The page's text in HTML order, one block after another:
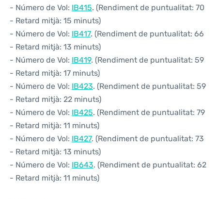
- Número de Vol: IB415. (Rendiment de puntualitat: 70
- Retard mitjà: 15 minuts)
- Número de Vol: IB417. (Rendiment de puntualitat: 66
- Retard mitjà: 13 minuts)
- Número de Vol: IB419. (Rendiment de puntualitat: 59
- Retard mitjà: 17 minuts)
- Número de Vol: IB423. (Rendiment de puntualitat: 59
- Retard mitjà: 22 minuts)
- Número de Vol: IB425. (Rendiment de puntualitat: 79
- Retard mitjà: 11 minuts)
- Número de Vol: IB427. (Rendiment de puntualitat: 73
- Retard mitjà: 13 minuts)
- Número de Vol: IB643. (Rendiment de puntualitat: 62
- Retard mitjà: 11 minuts)